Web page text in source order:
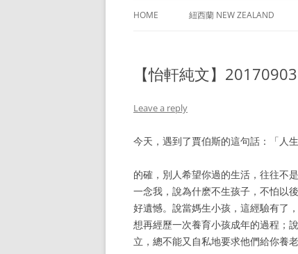
HOME 紐西蘭 NEW ZEALAND
【怡軒純文】
Leave a reply
今天，遇到了賈伯斯的這句話：「人
的確，別人希望你過的生活，往往不
一念我，說為什麽不生孩子，不怕以
好遺憾。說當媽生小孩，這經驗有了
想再經歷一次養育小孩成年的過程；
立，總不能又自私地要求他們給你養